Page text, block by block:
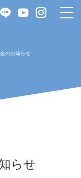
のお知らせ
らせ